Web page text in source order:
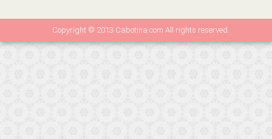
Copyright © 2013 Cabotina.com All rights reserved.